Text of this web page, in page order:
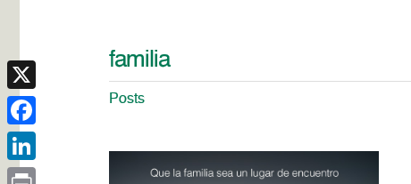
familia
Posts
X
Facebook
LinkedIn